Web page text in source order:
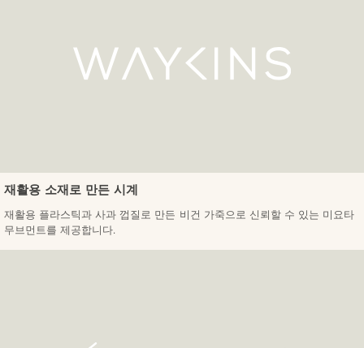
재활용 소재로 만든 시계
재활용 플라스틱과 사과 껍질로 만든 비건 가죽으로 신뢰할 수 있는 미요타
무브먼트를 제공합니다.